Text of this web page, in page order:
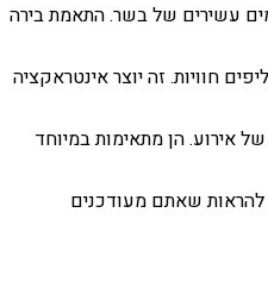
עשירים של בשר. התאמת בירה
חוויות. זה יוצר אינטראקציה
אירוע. הן מתאימות במיוחד
להראות שאתם מעודכנים